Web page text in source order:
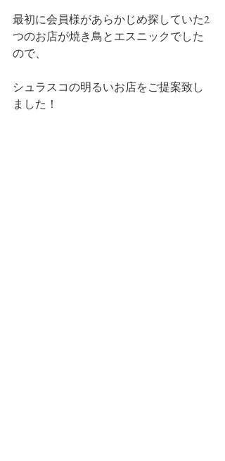
最初に会員様があらかじめ探していた2
つのお店が焼き鳥とエスニックでした
ので、
シュラスコの明るいお店をご提案致し
ました！